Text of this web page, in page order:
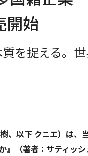
開始
を捉える。
、以下 クニエ）は、
（著者：サティッ